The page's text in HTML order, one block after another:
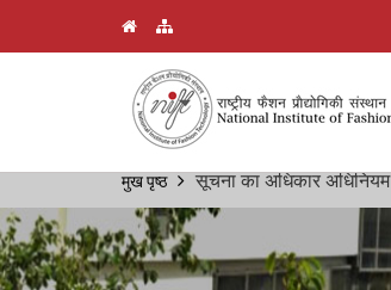
Skip
main
content
Breadcrumb
मुख पृष्ठ सूचना का अधिकार अधिनियम